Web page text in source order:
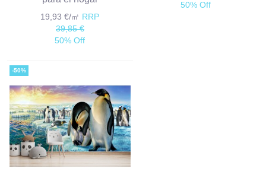
19,93 €/㎡ RRP
39,85 €
50% Off
50% Off
-50%